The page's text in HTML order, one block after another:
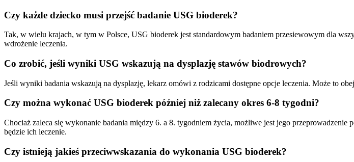
Czy każde dziecko musi przejść badanie USG bioderek?
Tak, w wielu krajach, w tym w Polsce, USG bioderek jest standardowym badaniem przesiewowym dla
wdrożenie leczenia.
Co zrobić, jeśli wyniki USG wskazują na dysplazję stawów biodrowych?
Jeśli wyniki badania wskazują na dysplazję, lekarz omówi z rodzicami dostępne opcje leczenia. Może to
Czy można wykonać USG bioderek później niż zalecany okres 6-8 tygodni?
Chociaż zaleca się wykonanie badania między 6. a 8. tygodniem życia, możliwe jest jego
będzie ich leczenie.
Czy istnieją jakieś przeciwwskazania do wykonania USG bioderek?